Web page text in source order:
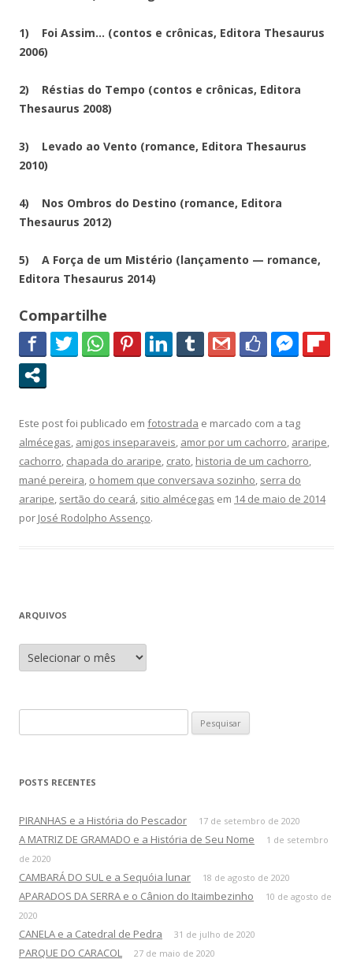
1) Foi Assim… (contos e crônicas, Editora Thesaurus
2006)
2) Réstias do Tempo (contos e crônicas, Editora
Thesaurus 2008)
3) Levado ao Vento (romance, Editora Thesaurus
2010)
4) Nos Ombros do Destino (romance, Editora
Thesaurus 2012)
5) A Força de um Mistério (lançamento — romance,
Editora Thesaurus 2014)
Compartilhe
Este post foi publicado em fotostrada e marcado com a tag
almécegas, amigos inseparaveis, amor por um cachorro, araripe,
cachorro, chapada do araripe, crato, historia de um cachorro,
mané pereira, o homem que conversava sozinho, serra do
araripe, sertão do ceará, sitio almécegas em 14 de maio de 2014
por José Rodolpho Assenço.
ARQUIVOS
A
q
o
e
POSTS RECENTES
PIRANHAS e a História do Pescador 17 de setembro de 2020
A MATRIZ DE GRAMADO e a História de Seu Nome
1 de setembro
de 2020
CAMBARÁ DO SUL e a Sequóia lunar 18 de agosto de 2020
APARADOS DA SERRA e o Cânion do Itaimbezinho
10 de agosto de
2020
CANELA e a Catedral de Pedra 31 de julho de 2020
PARQUE DO CARACOL 27 de maio de 2020